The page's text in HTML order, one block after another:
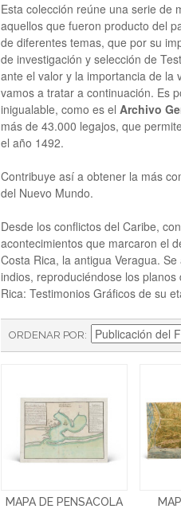
Esta colección reúne una serie de
aquellos que fueron producto del
de diferentes temas, que por su
de investigación y selección de
ante el valor y la importancia de la
vamos a tratar a continuación. Es
inigualable, como es el Archivo
más de 43.000 legajos, que
el año 1492.
Contribuye así a obtener la más
del Nuevo Mundo.
Desde los conflictos del Caribe,
acontecimientos que marcaron el
Costa Rica, la antigua Veragua.
indios, reproduciéndose los
Rica: Testimonios Gráficos de su
ORDENAR POR
MAPA DE PENSACOLA